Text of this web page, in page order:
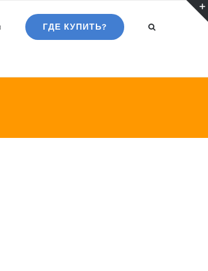
ГДЕ КУПИТЬ?